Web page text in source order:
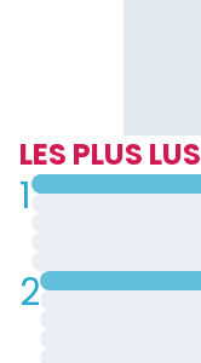
LES PLUS LUS
1
2